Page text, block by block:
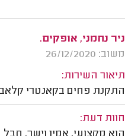
ניר נחמני, אופקים.
משוב: 26/12/2020
תיאור השירות:
התקנת פחים בקאנטרי
חוות דעת: